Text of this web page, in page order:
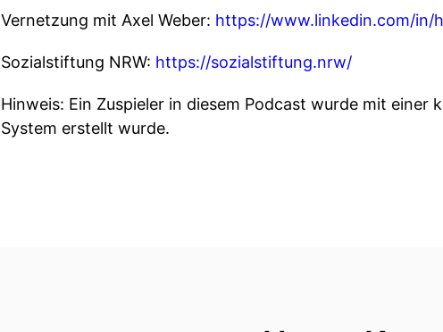
Vernetzung mit Axel Weber: https://www.linkedin.com/in/
Sozialstiftung NRW: https://sozialstiftung.nrw/
Hinweis: Ein Zuspieler in diesem Podcast wurde mit
System erstellt wurde.